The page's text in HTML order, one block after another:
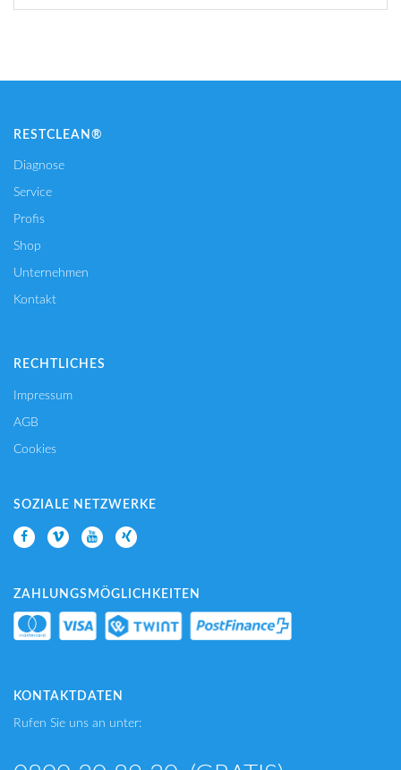
RESTCLEAN®
Diagnose
Service
Profis
Shop
Unternehmen
Kontakt
RECHTLICHES
Impressum
AGB
Cookies
SOZIALE NETZWERKE
ZAHLUNGSMÖGLICHKEITEN
KONTAKTDATEN
Rufen Sie uns an unter: